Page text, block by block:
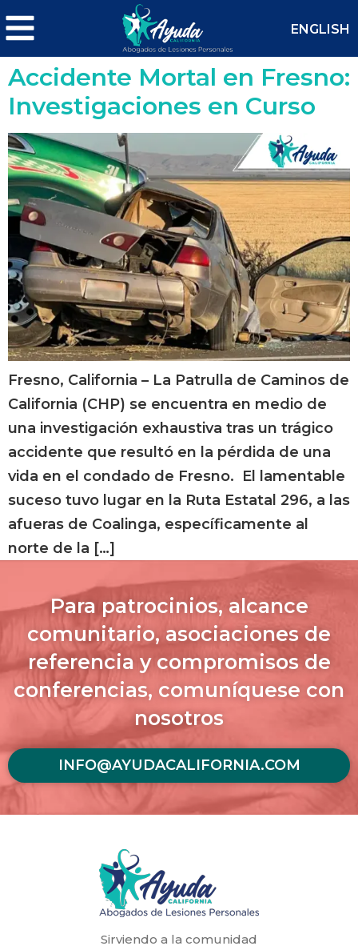
ENGLISH
Accidente Mortal en Fresno:
Investigaciones en Curso
Fresno, California – La Patrulla de Caminos de
California (CHP) se encuentra en medio de
una investigación exhaustiva tras un trágico
accidente que resultó en la pérdida de una
vida en el condado de Fresno. El lamentable
suceso tuvo lugar en la Ruta Estatal 296, a las
afueras de Coalinga, específicamente al
norte de la […]
Para patrocinios, alcance
comunitario, asociaciones de
referencia y compromisos de
conferencias, comuníquese con
nosotros
INFO@AYUDACALIFORNIA.COM
Sirviendo a la comunidad